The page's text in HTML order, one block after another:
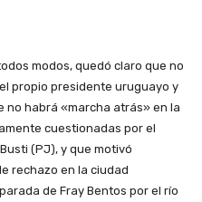
modos, quedó claro que no
propio presidente uruguayo y
no habrá «marcha atrás» en la
cuestionadas por el
(PJ), y que motivó
rechazo en la ciudad
de Fray Bentos por el río